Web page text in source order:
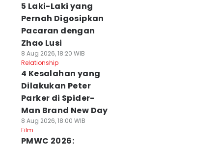
5 Laki-Laki yang
Pernah Digosipkan
Pacaran dengan
Zhao Lusi
8 Aug 2026, 18:20 WIB
Relationship
4 Kesalahan yang
Dilakukan Peter
Parker di Spider-
Man Brand New Day
8 Aug 2026, 18:00 WIB
Film
PMWC 2026: